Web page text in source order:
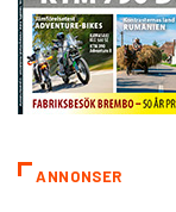
ANNONSER